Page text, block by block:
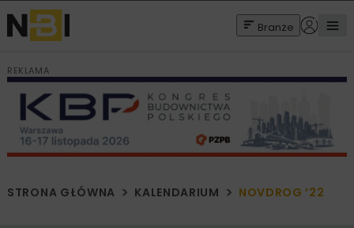
Branże
REKLAMA
STRONA GŁÓWNA KALENDARIUM NOVDROG ’22